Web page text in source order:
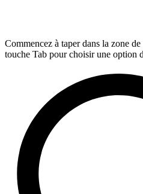
Commencez à taper dans la zone
touche Tab pour choisir une option